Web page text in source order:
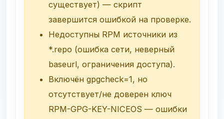
существует) — скрипт
завершится ошибкой на проверке.
Недоступны RPM источники из
*.repo (ошибка сети, неверный
baseurl, ограничения доступа).
Включёнgpgcheck=1, но
отсутствует/не доверен ключ
RPM-GPG-KEY-NICEOS — ошибки